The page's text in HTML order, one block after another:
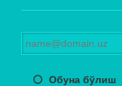
Обуна бўлиш